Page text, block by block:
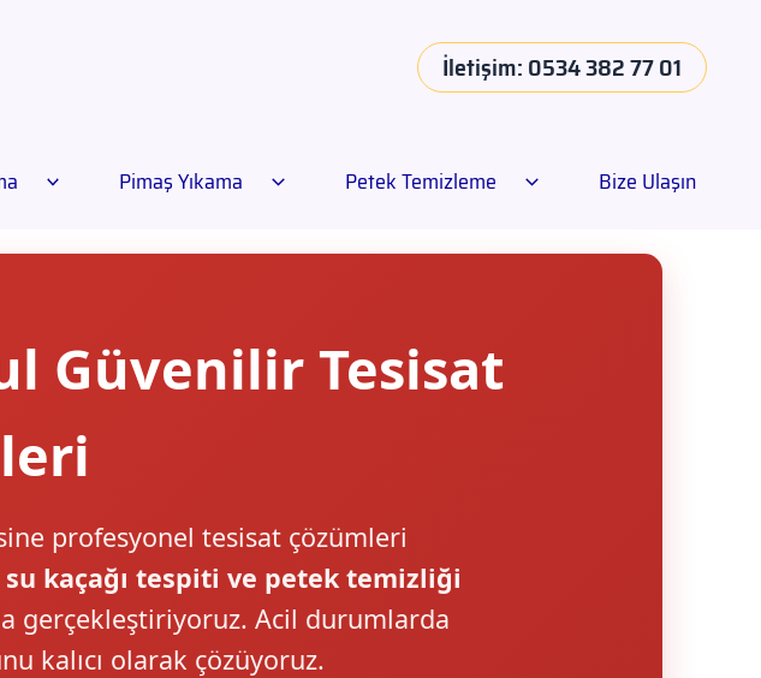
İletişim: 0534 382 77 01
Pimaş Yıkama Petek Temizleme Bize Ulaşın
Güvenilir Tesisat
profesyonel tesisat çözümleri
su kaçağı tespiti ve petek temizliği
gerçekleştiriyoruz. Acil durumlarda
kalıcı olarak çözüyoruz.